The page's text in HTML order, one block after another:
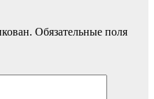
Обязательные поля